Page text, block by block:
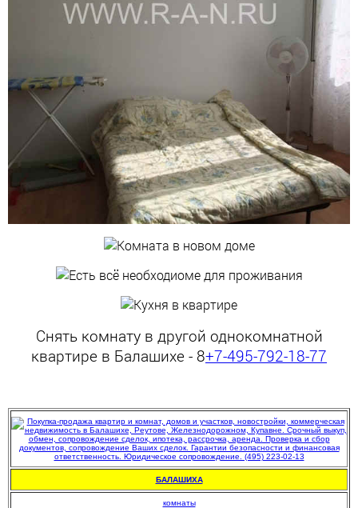
Снять комнату в другой однокомнатной
квартире в Балашихе - 8+7-495-792-18-77
БАЛАШИХА
комнаты